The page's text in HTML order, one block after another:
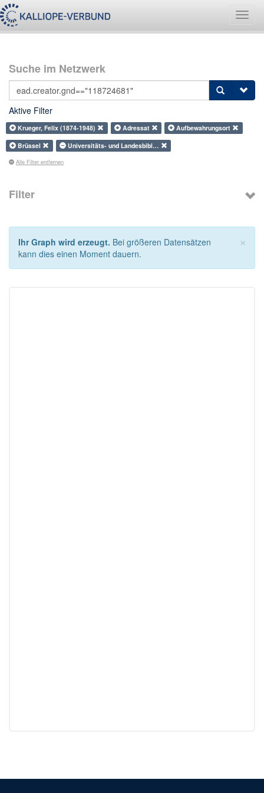
Suche im Netzwerk
Aktive Filter
Krueger, Felix (1874-1948) Adressat
Aufbewahrungsort
Brüssel
Universitäts- und Landesbibl…
Alle Filter entfernen
Filter
×
Ihr Graph wird erzeugt. Bei größeren Datensätzen
kann dies einen Moment dauern.